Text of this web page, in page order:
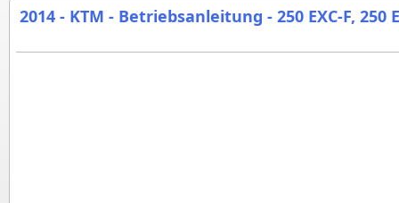
2014 - KTM - Betriebsanleitung - 250 EXC‑F, 250